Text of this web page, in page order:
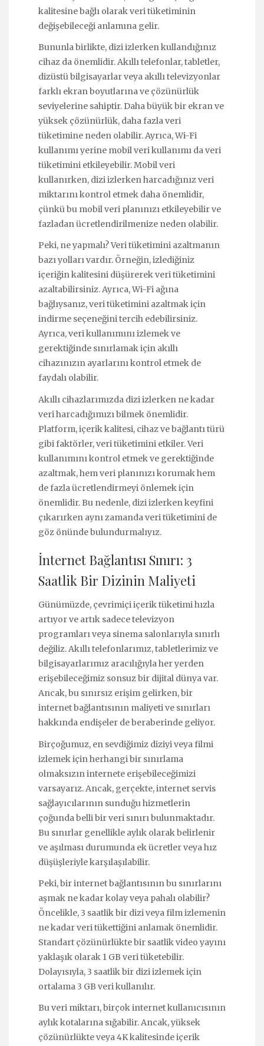
kalitesine bağlı olarak veri tüketiminin
değişebileceği anlamına gelir.
Bununla birlikte, dizi izlerken kullandığınız
cihaz da önemlidir. Akıllı telefonlar, tabletler,
dizüstü bilgisayarlar veya akıllı televizyonlar
farklı ekran boyutlarına ve çözünürlük
seviyelerine sahiptir. Daha büyük bir ekran ve
yüksek çözünürlük, daha fazla veri
tüketimine neden olabilir. Ayrıca, Wi-Fi
kullanımı yerine mobil veri kullanımı da veri
tüketimini etkileyebilir. Mobil veri
kullanırken, dizi izlerken harcadığınız veri
miktarını kontrol etmek daha önemlidir,
çünkü bu mobil veri planınızı etkileyebilir ve
fazladan ücretlendirilmenize neden olabilir.
Peki, ne yapmalı? Veri tüketimini azaltmanın
bazı yolları vardır. Örneğin, izlediğiniz
içeriğin kalitesini düşürerek veri tüketimini
azaltabilirsiniz. Ayrıca, Wi-Fi ağına
bağlıysanız, veri tüketimini azaltmak için
indirme seçeneğini tercih edebilirsiniz.
Ayrıca, veri kullanımını izlemek ve
gerektiğinde sınırlamak için akıllı
cihazınızın ayarlarını kontrol etmek de
faydalı olabilir.
Akıllı cihazlarımızda dizi izlerken ne kadar
veri harcadığımızı bilmek önemlidir.
Platform, içerik kalitesi, cihaz ve bağlantı türü
gibi faktörler, veri tüketimini etkiler. Veri
kullanımını kontrol etmek ve gerektiğinde
azaltmak, hem veri planınızı korumak hem
de fazla ücretlendirmeyi önlemek için
önemlidir. Bu nedenle, dizi izlerken keyfini
çıkarırken aynı zamanda veri tüketimini de
göz önünde bulundurmalıyız.
İnternet Bağlantısı Sınırı: 3
Saatlik Bir Dizinin Maliyeti
Günümüzde, çevrimiçi içerik tüketimi hızla
artıyor ve artık sadece televizyon
programları veya sinema salonlarıyla sınırlı
değiliz. Akıllı telefonlarımız, tabletlerimiz ve
bilgisayarlarımız aracılığıyla her yerden
erişebileceğimiz sonsuz bir dijital dünya var.
Ancak, bu sınırsız erişim gelirken, bir
internet bağlantısının maliyeti ve sınırları
hakkında endişeler de beraberinde geliyor.
Birçoğumuz, en sevdiğimiz diziyi veya filmi
izlemek için herhangi bir sınırlama
olmaksızın internete erişebileceğimizi
varsayarız. Ancak, gerçekte, internet servis
sağlayıcılarının sunduğu hizmetlerin
çoğunda belli bir veri sınırı bulunmaktadır.
Bu sınırlar genellikle aylık olarak belirlenir
ve aşılması durumunda ek ücretler veya hız
düşüşleriyle karşılaşılabilir.
Peki, bir internet bağlantısının bu sınırlarını
aşmak ne kadar kolay veya pahalı olabilir?
Öncelikle, 3 saatlik bir dizi veya film izlemenin
ne kadar veri tükettiğini anlamak önemlidir.
Standart çözünürlükte bir saatlik video yayını
yaklaşık olarak 1 GB veri tüketebilir.
Dolayısıyla, 3 saatlik bir dizi izlemek için
ortalama 3 GB veri kullanılır.
Bu veri miktarı, birçok internet kullanıcısının
aylık kotalarına sığabilir. Ancak, yüksek
çözünürlükte veya 4K kalitesinde içerik